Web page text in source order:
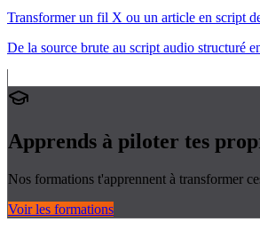
Transformer un fil X ou un article en script
De la source brute au script audio structuré
Apprends à piloter tes
Nos formations t'apprennent à transformer
Voir les formations